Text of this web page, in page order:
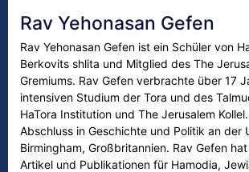
Rav Yehonasan Gefen
Rav Yehonasan Gefen ist ein Schüler von
Berkovits shlita und Mitglied des The
Gremiums. Rav Gefen verbrachte über 17
intensiven Studium der Tora und des
HaTora Institution und The Jerusalem
Abschluss in Geschichte und Politik an der
Birmingham, Großbritannien. Rav Gefen
Artikel und Publikationen für Hamodia,